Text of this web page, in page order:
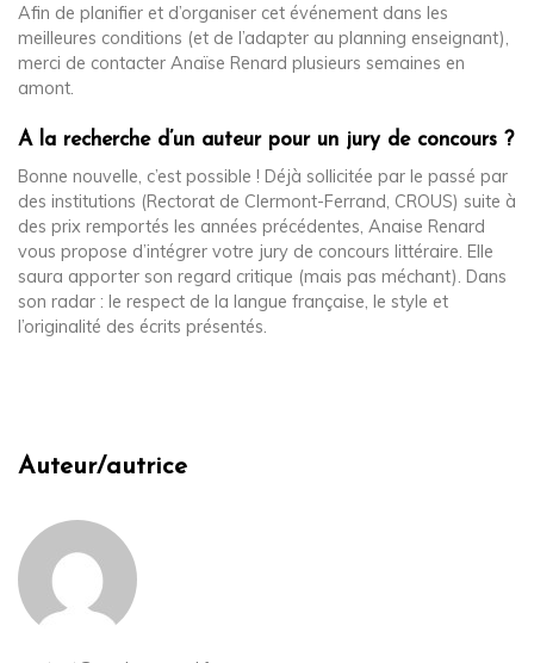
Afin de planifier et d’organiser cet événement dans les
meilleures conditions (et de l’adapter au planning enseignant),
merci de contacter Anaïse Renard plusieurs semaines en
amont.
A la recherche d’un auteur pour un jury de concours ?
Bonne nouvelle, c’est possible ! Déjà sollicitée par le passé par
des institutions (Rectorat de Clermont-Ferrand, CROUS) suite à
des prix remportés les années précédentes, Anaise Renard
vous propose d’intégrer votre jury de concours littéraire. Elle
saura apporter son regard critique (mais pas méchant). Dans
son radar : le respect de la langue française, le style et
l’originalité des écrits présentés.
Auteur/autrice